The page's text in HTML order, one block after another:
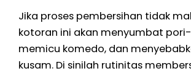
Jika proses pembersihan tidak
kotoran ini akan menyumbat
memicu komedo, dan
kusam. Di sinilah rutinitas